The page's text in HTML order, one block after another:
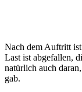
Nach dem Auftritt
Last ist abgefallen,
natürlich auch
gab.